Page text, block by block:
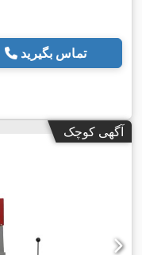
تماس بگیرید
آگهی کوچک